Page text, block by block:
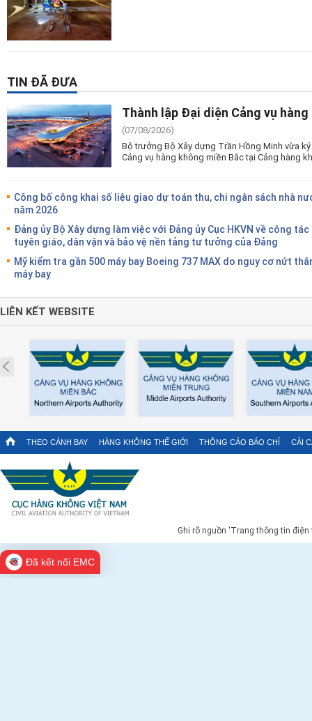
TIN ĐÃ ĐƯA
Thành lập Đại diện Cảng vụ
(07/08/2026)
Bộ trưởng Bộ Xây dựng Trần Hồng Minh vừa
Cảng vụ hàng không miền Bắc tại Cảng hàng
Công bố công khai số liệu giao dự toán thu, chi ngân sách nhà
năm 2026
Đảng ủy Bộ Xây dựng làm việc với Đảng ủy Cục HKVN về công tác
tuyên giáo, dân vận và bảo vệ nền tảng tư tưởng của Đảng
Mỹ kiểm tra gần 500 máy bay Boeing 737 MAX do nguy cơ nứt
máy bay
LIÊN KẾT WEBSITE
Prev
THEO CÁNH BAY HÀNG KHÔNG THẾ GIỚI THÔNG CÁO BÁO CHÍ CẢI
Ghi rõ nguồn 'Trang thông tin
Đã kết nối EMC